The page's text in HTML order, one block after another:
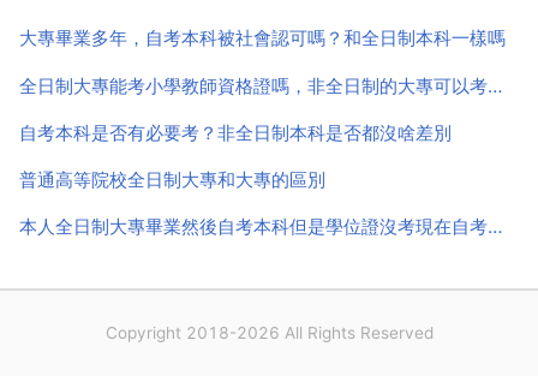
大專畢業多年，自考本科被社會認可嗎？和全日制本科一樣嗎
全日制大專能考小學教師資格證嗎，非全日制的大專可以考小學的教師資格證嗎？
自考本科是否有必要考？非全日制本科是否都沒啥差別
普通高等院校全日制大專和大專的區別
本人全日制大專畢業然後自考本科但是學位證沒考現在自考本科證畢業證在手，學位證能補嗎？怎麼補
Copyright 2018-2026 All Rights Reserved